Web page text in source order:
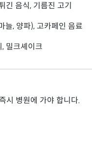
긴 음식, 기름진 고기
늘, 양파), 고카페인 음료
밀크셰이크
시 병원에 가야 합니다.